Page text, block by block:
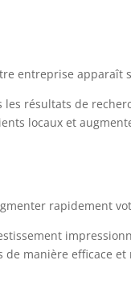
entreprise apparaît
résultats de
locaux et
rapidement
de manière efficace et